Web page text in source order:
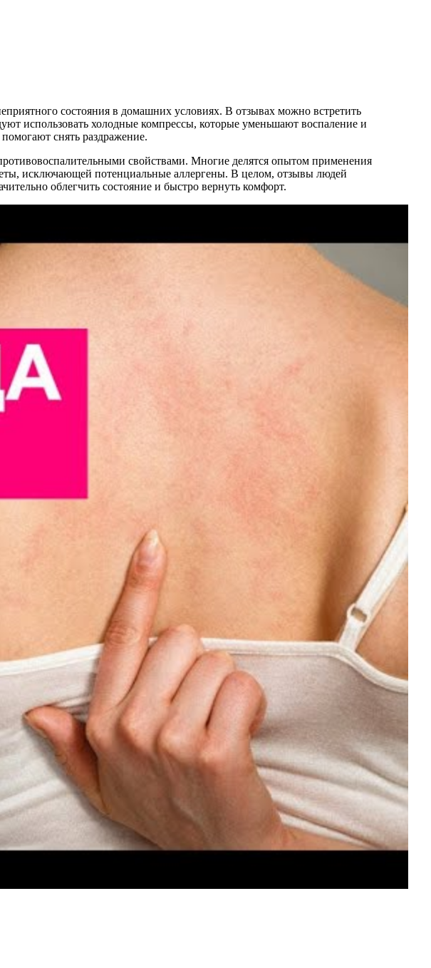
состояния в домашних условиях. В отзывах можно встретить
использовать холодные компрессы, которые уменьшают воспаление и
снять раздражение.
свойствами. Многие делятся опытом применения
исключающей потенциальные аллергены. В целом, отзывы людей
облегчить состояние и быстро вернуть комфорт.